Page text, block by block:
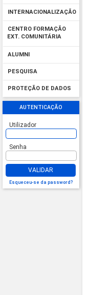
INTERNACIONALIZAÇÃO
CENTRO FORMAÇÃO
EXT. COMUNITÁRIA
ALUMNI
PESQUISA
PROTEÇÃO DE DADOS
AUTENTICAÇÃO
Utilizador
Senha
VALIDAR
Esqueceu-se da password?